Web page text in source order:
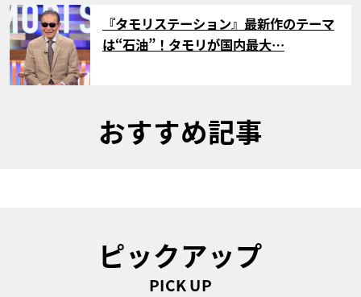
サムネイル
『タモリステーション』最新作のテーマ
は“石油”！タモリが国内最大…
おすすめ記事
ピックアップ
PICK UP